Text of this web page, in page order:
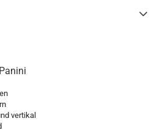
vertikal